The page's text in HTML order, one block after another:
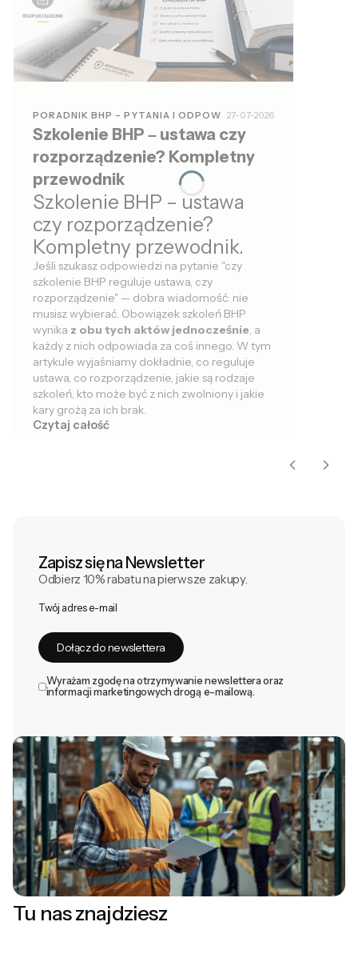
PORADNIK BHP – PYTANIA I ODPOW 27-07-2026
Szkolenie BHP – ustawa czy
rozporządzenie? Kompletny
przewodnik
Szkolenie BHP – ustawa
czy rozporządzenie?
Kompletny przewodnik.
Jeśli szukasz odpowiedzi na pytanie "czy
szkolenie BHP reguluje ustawa, czy
rozporządzenie" — dobra wiadomość: nie
musisz wybierać. Obowiązek szkoleń BHP
wynika z obu tych aktów jednocześnie, a
każdy z nich odpowiada za coś innego. W tym
artykule wyjaśniamy dokładnie, co reguluje
ustawa, co rozporządzenie, jakie są rodzaje
szkoleń, kto może być z nich zwolniony i jakie
kary grożą za ich brak.
Czytaj całość
Zapisz się na Newsletter
Odbierz 10% rabatu na pierwsze zakupy.
Twój adres e-mail
Dołącz do newslettera
Wyrażam zgodę na otrzymywanie newslettera oraz
informacji marketingowych drogą e-mailową.
Tu nas znajdziesz